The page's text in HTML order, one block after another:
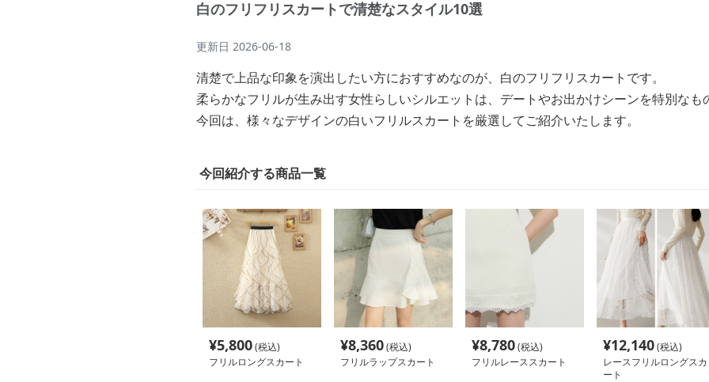
白のフリフリスカートで清楚なスタイル10選
更新日 2026-06-18
清楚で上品な印象を演出したい方におすすめなのが、白のフリフリスカートです。
柔らかなフリルが生み出す女性らしいシルエットは、デートやお出かけシーンを特別なも
今回は、様々なデザインの白いフリルスカートを厳選してご紹介いたします。
今回紹介する商品一覧
¥5,800(税込)
フリルロングスカート
¥8,360(税込)
フリルラップスカート
¥8,780(税込)
フリルレーススカート
¥12,140(税込)
レースフリルロングスカ
ート